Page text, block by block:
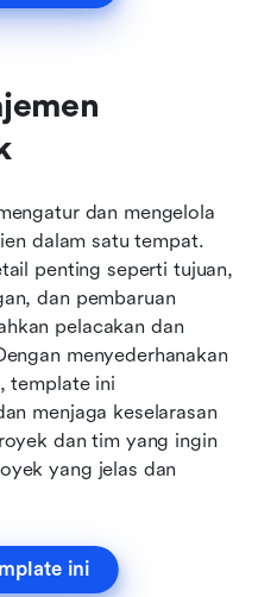
dan mengelola
dalam satu tempat.
penting seperti tujuan,
dan pembaruan
pelacakan dan
menyederhanakan
template ini
menjaga keselarasan
dan tim yang ingin
yang jelas dan
ini